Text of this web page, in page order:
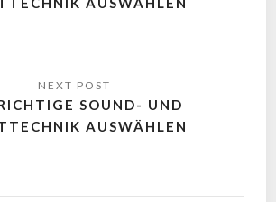
SOUND- UND
AUSWÄHLEN